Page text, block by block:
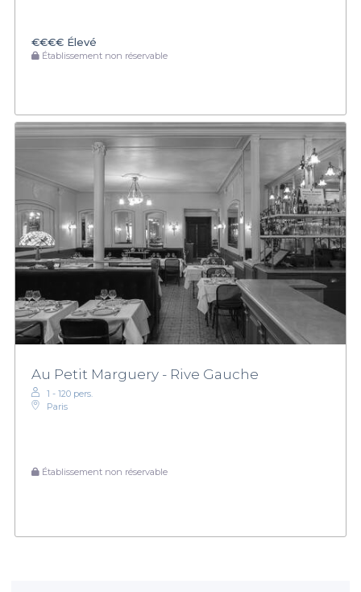
€€€€ Élevé
Établissement non réservable
Au Petit Marguery - Rive Gauche
1 - 120 pers.
Paris
Établissement non réservable